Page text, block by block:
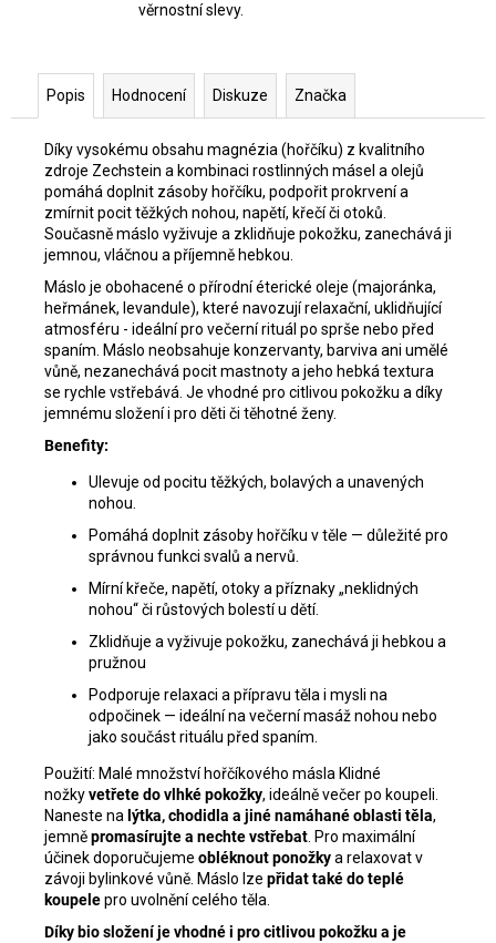
věrnostní slevy.
Popis Hodnocení Diskuze Značka
Díky vysokému obsahu magnézia (hořčíku) z kvalitního
zdroje Zechstein a kombinaci rostlinných másel a olejů
pomáhá doplnit zásoby hořčíku, podpořit prokrvení a
zmírnit pocit těžkých nohou, napětí, křečí či otoků.
Současně máslo vyživuje a zklidňuje pokožku, zanechává ji
jemnou, vláčnou a příjemně hebkou.
Máslo je obohacené o přírodní éterické oleje (majoránka,
heřmánek, levandule), které navozují relaxační, uklidňující
atmosféru - ideální pro večerní rituál po sprše nebo před
spaním. Máslo neobsahuje konzervanty, barviva ani umělé
vůně, nezanechává pocit mastnoty a jeho hebká textura
se rychle vstřebává. Je vhodné pro citlivou pokožku a díky
jemnému složení i pro děti či těhotné ženy.
Benefity:
Ulevuje od pocitu těžkých, bolavých a unavených
nohou.
Pomáhá doplnit zásoby hořčíku v těle — důležité pro
správnou funkci svalů a nervů.
Mírní křeče, napětí, otoky a příznaky „neklidných
nohou“ či růstových bolestí u dětí.
Zklidňuje a vyživuje pokožku, zanechává ji hebkou a
pružnou
Podporuje relaxaci a přípravu těla i mysli na
odpočinek — ideální na večerní masáž nohou nebo
jako součást rituálu před spaním.
Použití: Malé množství hořčíkového másla Klidné
nožkyvetřete do vlhké pokožky, ideálně večer po koupeli.
Naneste na lýtka, chodidla a jiné namáhané oblasti těla,
jemněpromasírujte a nechte vstřebat. Pro maximální
účinek doporučujeme obléknout ponožkya relaxovat v
závoji bylinkové vůně. Máslo lze přidat také do teplé
koupelepro uvolnění celého těla.
Díky bio složení je vhodné i pro citlivou pokožku a je